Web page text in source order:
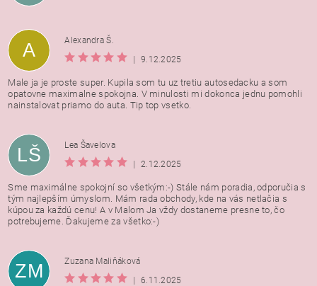
A
Alexandra Š.
|
9.12.2025
Male ja je proste super. Kupila som tu uz tretiu autosedacku a som
opatovne maximalne spokojna. V minulosti mi dokonca jednu pomohli
nainstalovat priamo do auta. Tip top vsetko.
LŠ
Lea Šavelova
|
2.12.2025
Sme maximálne spokojní so všetkým:-) Stále nám poradia, odporučia s
tým najlepším úmyslom. Mám rada obchody, kde na vás netlačia s
kúpou za každú cenu! A v Malom Ja vždy dostaneme presne to, čo
potrebujeme. Ďakujeme za všetko:-)
ZM
Zuzana Maliňáková
|
6.11.2025